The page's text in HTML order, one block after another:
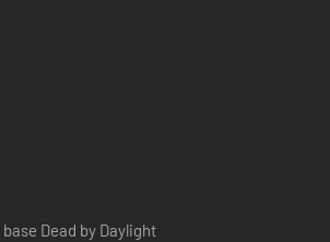
Dead by Daylight